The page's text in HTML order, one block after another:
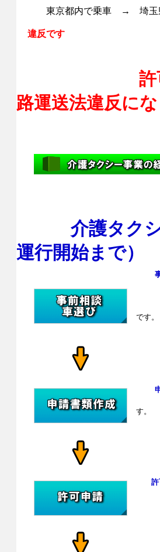
東京都内で乗車 → 埼玉
違反です
路運送法違反に
介護タクシー
運行開始まで）
です。
す。
許